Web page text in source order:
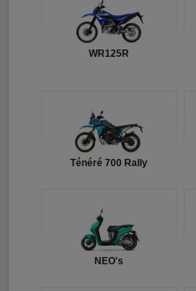
WR125R
Ténéré 700 Rally
NEO's